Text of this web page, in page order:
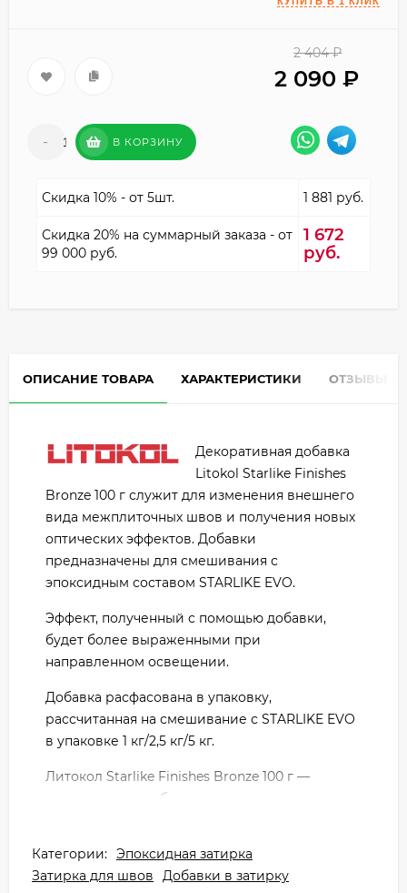
2 404 ₽
2 090 ₽
- + В КОРЗИНУ
Скидка 10% - от 5шт. 1 881 руб.
Скидка 20% на суммарный заказа - от
99 000 руб.
1 672
руб.
ОПИСАНИЕ ТОВАРА ХАРАКТЕРИСТИКИ ОТЗЫВЫ
Декоративная добавка
Litokol Starlike Finishes
Bronze 100 г служит для изменения внешнего
вида межплиточных швов и получения новых
оптических эффектов. Добавки
предназначены для смешивания с
эпоксидным составом STARLIKE EVO.
Эффект, полученный с помощью добавки,
будет более выраженными при
направленном освещении.
Добавка расфасована в упаковку,
рассчитанная на смешивание с STARLIKE EVO
в упаковке 1 кг/2,5 кг/5 кг.
Литокол Starlike Finishes Bronze 100 г —
декоративная добавка в виде порошка
Предназначена для смешивания с STARLIKE
EVO S.113 Neutro для получения изысканной
Категории: Эпоксидная затирка
Затирка для швов
Добавки в затирку